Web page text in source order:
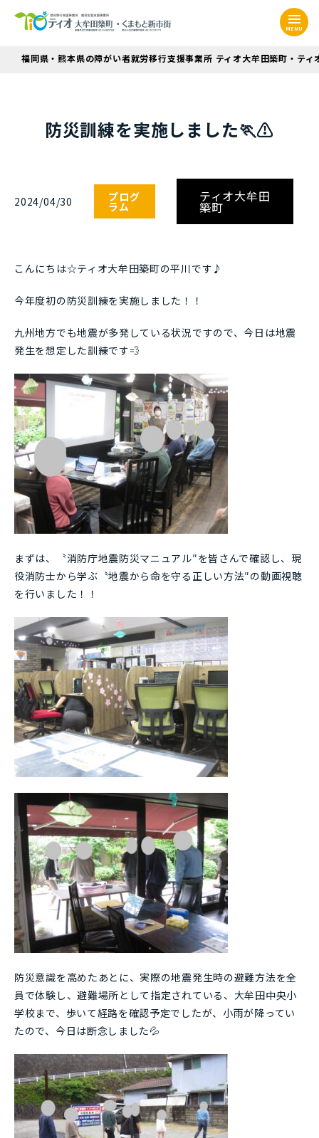
MENU
福岡県・熊本県の障がい者就労移行支援事業所 ティオ大牟田築町・ティ
防災訓練を実施しました🏃⚠
2024/04/30 プログ
ラム
ティオ大牟田
築町
こんにちは☆ティオ大牟田築町の平川です♪
今年度初の防災訓練を実施しました！！
九州地方でも地震が多発している状況ですので、今日は地震
発生を想定した訓練です💨
まずは、〝消防庁地震防災マニュアル″を皆さんで確認し、現
役消防士から学ぶ〝地震から命を守る正しい方法″の動画視聴
を行いました！！
防災意識を高めたあとに、実際の地震発生時の避難方法を全
員で体験し、避難場所として指定されている、大牟田中央小
学校まで、歩いて経路を確認予定でしたが、小雨が降ってい
たので、今日は断念しました💦